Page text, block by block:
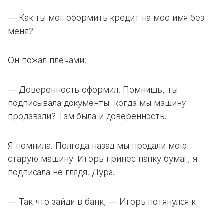
— Как ты мог оформить кредит на мое имя без
меня?
Он пожал плечами:
— Доверенность оформил. Помнишь, ты
подписывала документы, когда мы машину
продавали? Там была и доверенность.
Я помнила. Полгода назад мы продали мою
старую машину. Игорь принес папку бумаг, я
подписала не глядя. Дура.
— Так что зайди в банк, — Игорь потянулся к